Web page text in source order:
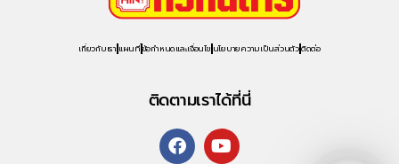
เกี่ยวกับเรา แผนที่ ข้อกำหนดและเงื่อนไข นโยบายความเป็นส่วนตัวติดต่อ
ติดตามเราได้ที่นี่